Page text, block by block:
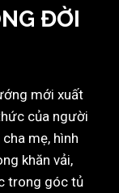
ĐỜI
mới xuất
của người
mẹ, hình
khăn vải,
trong góc tủ